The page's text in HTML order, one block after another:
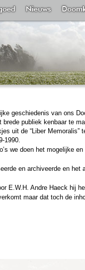
geschiedenis van ons
publiek kenbaar te
uit de “Liber Memoralis”
1990.
we doen het mogelijke
en archiveerde en het
E.W.H. Andre Haeck hij
maar dat toch de